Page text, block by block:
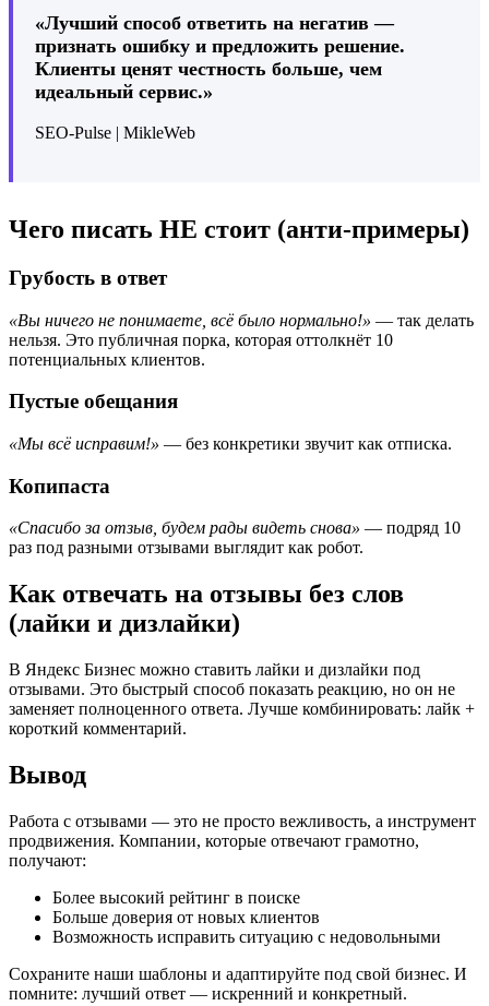
«Лучший способ ответить на негатив —
признать ошибку и предложить решение.
Клиенты ценят честность больше, чем
идеальный сервис.»
SEO-Pulse | MikleWeb
Чего писать НЕ стоит (анти-примеры)
Грубость в ответ
«Вы ничего не понимаете, всё было нормально!» — так делать
нельзя. Это публичная порка, которая оттолкнёт 10
потенциальных клиентов.
Пустые обещания
«Мы всё исправим!» — без конкретики звучит как отписка.
Копипаста
«Спасибо за отзыв, будем рады видеть снова» — подряд 10
раз под разными отзывами выглядит как робот.
Как отвечать на отзывы без слов
(лайки и дизлайки)
В Яндекс Бизнес можно ставить лайки и дизлайки под
отзывами. Это быстрый способ показать реакцию, но он не
заменяет полноценного ответа. Лучше комбинировать: лайк +
короткий комментарий.
Вывод
Работа с отзывами — это не просто вежливость, а инструмент
продвижения. Компании, которые отвечают грамотно,
получают:
Более высокий рейтинг в поиске
Больше доверия от новых клиентов
Возможность исправить ситуацию с недовольными
Сохраните наши шаблоны и адаптируйте под свой бизнес. И
помните: лучший ответ — искренний и конкретный.